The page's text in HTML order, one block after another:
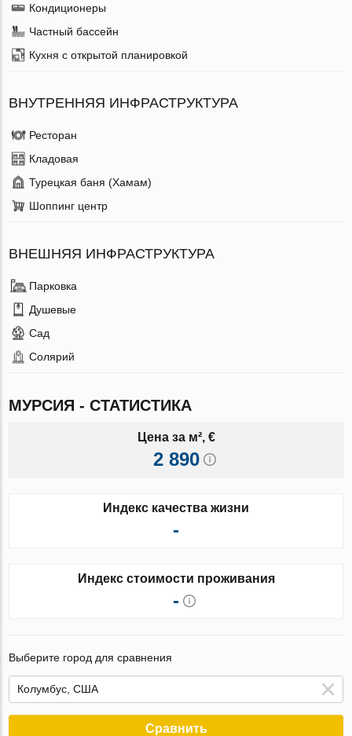
Кондиционеры
Частный бассейн
Кухня с открытой планировкой
ВНУТРЕННЯЯ ИНФРАСТРУКТУРА
Ресторан
Кладовая
Турецкая баня (Хамам)
Шоппинг центр
ВНЕШНЯЯ ИНФРАСТРУКТУРА
Парковка
Душевые
Сад
Солярий
МУРСИЯ - СТАТИСТИКА
Цена за м², €
2 890
Индекс качества жизни
-
Индекс стоимости проживания
-
Выберите город для сравнения
Сравнить